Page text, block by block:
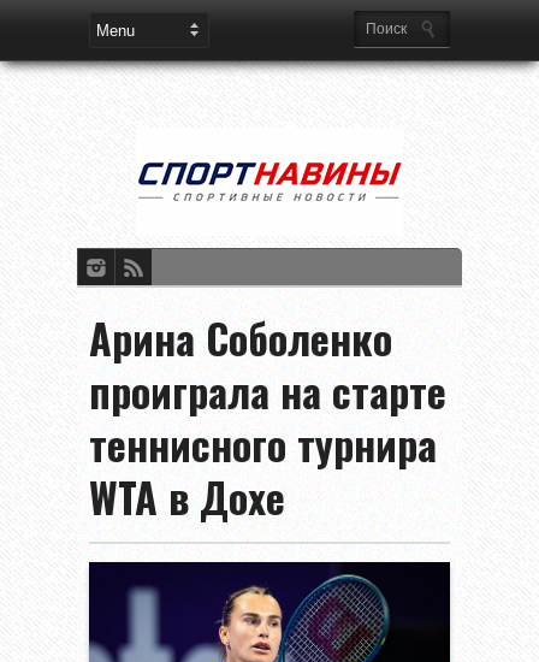
Арина Соболенко
проиграла на старте
теннисного турнира
WTA в Дохе